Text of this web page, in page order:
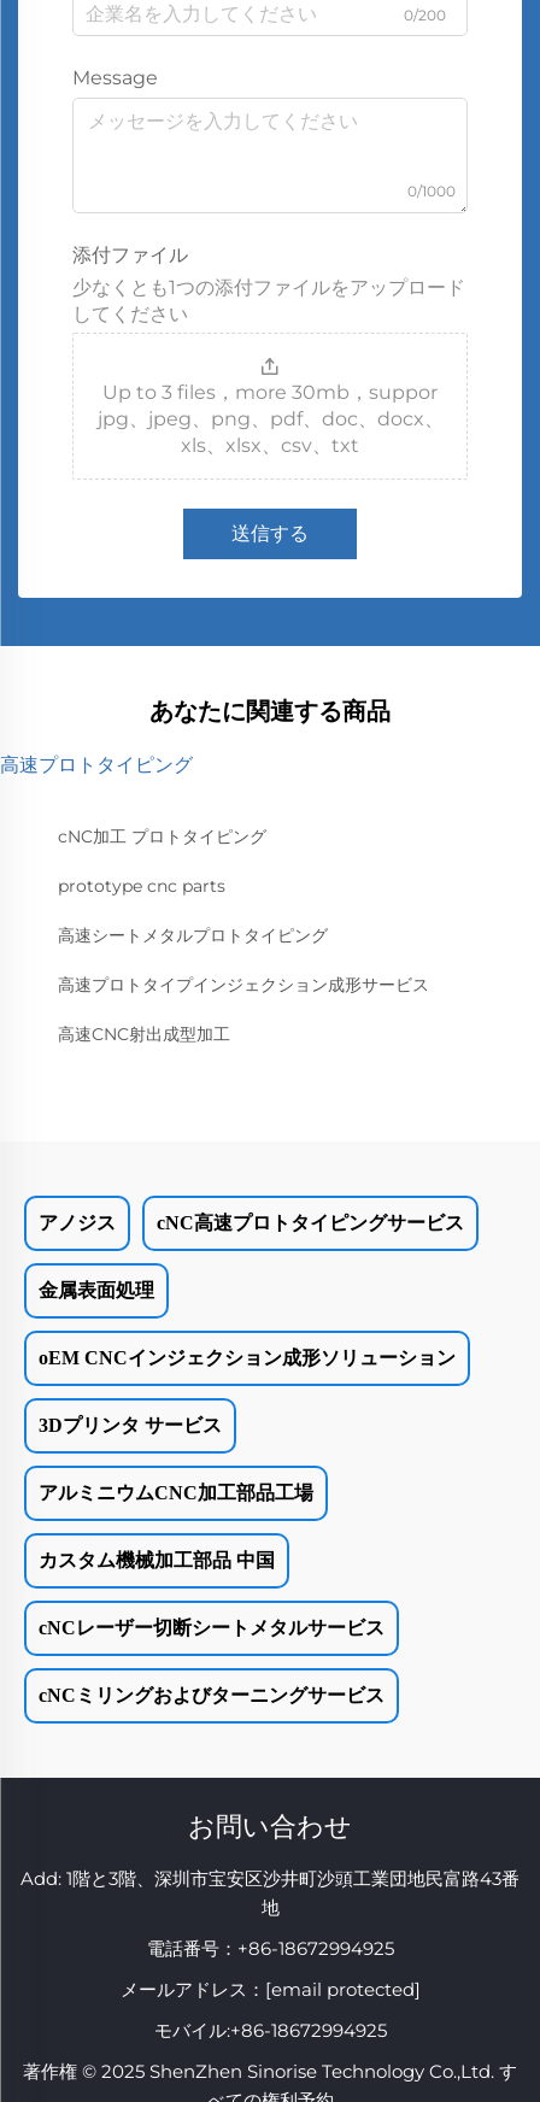
0/200
Message
0/1000
添付ファイル
少なくとも1つの添付ファイルをアップロード
してください
Up to 3 files，more 30mb，suppor
jpg、jpeg、png、pdf、doc、docx、
xls、xlsx、csv、txt
送信する
あなたに関連する商品
高速プロトタイピング
cNC加工 プロトタイピング
prototype cnc parts
高速シートメタルプロトタイピング
高速プロトタイプインジェクション成形サービス
高速CNC射出成型加工
アノジス cNC高速プロトタイピングサービス
金属表面処理
oEM CNCインジェクション成形ソリューション
3Dプリンタ サービス
アルミニウムCNC加工部品工場
カスタム機械加工部品 中国
cNCレーザー切断シートメタルサービス
cNCミリングおよびターニングサービス
お問い合わせ
Add: 1階と3階、深圳市宝安区沙井町沙頭工業団地民富路43番
地
電話番号： +86-18672994925
メールアドレス： [email protected]
モバイル:+86-18672994925
著作権 © 2025 ShenZhen Sinorise Technology Co.,Ltd. す